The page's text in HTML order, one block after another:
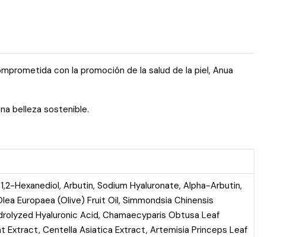
con la promoción de la salud de la piel, Anua
belleza sostenible.
Hexanediol, Arbutin, Sodium Hyaluronate, Alpha-Arbutin,
Europaea (Olive) Fruit Oil, Simmondsia Chinensis
Hyaluronic Acid, Chamaecyparis Obtusa Leaf
Extract, Centella Asiatica Extract, Artemisia Princeps Leaf